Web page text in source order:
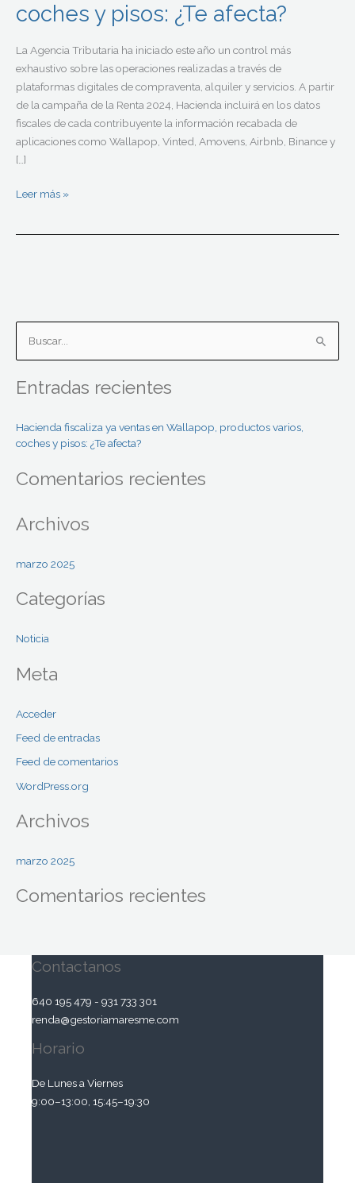
coches y pisos: ¿Te afecta?
La Agencia Tributaria ha iniciado este año un control más
exhaustivo sobre las operaciones realizadas a través de
plataformas digitales de compraventa, alquiler y servicios. A partir
de la campaña de la Renta 2024, Hacienda incluirá en los datos
fiscales de cada contribuyente la información recabada de
aplicaciones como Wallapop, Vinted, Amovens, Airbnb, Binance y
[…]
Leer más »
s
a
r
p
Entradas recientes
Hacienda fiscaliza ya ventas en Wallapop, productos varios,
coches y pisos: ¿Te afecta?
Comentarios recientes
Archivos
marzo 2025
Categorías
Noticia
Meta
Acceder
Feed de entradas
Feed de comentarios
WordPress.org
Archivos
marzo 2025
Comentarios recientes
Contactanos
640 195 479 - 931 733 301
renda@gestoriamaresme.com
Horario
De Lunes a Viernes
9:00–13:00, 15:45–19:30